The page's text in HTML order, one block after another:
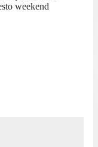
weekend